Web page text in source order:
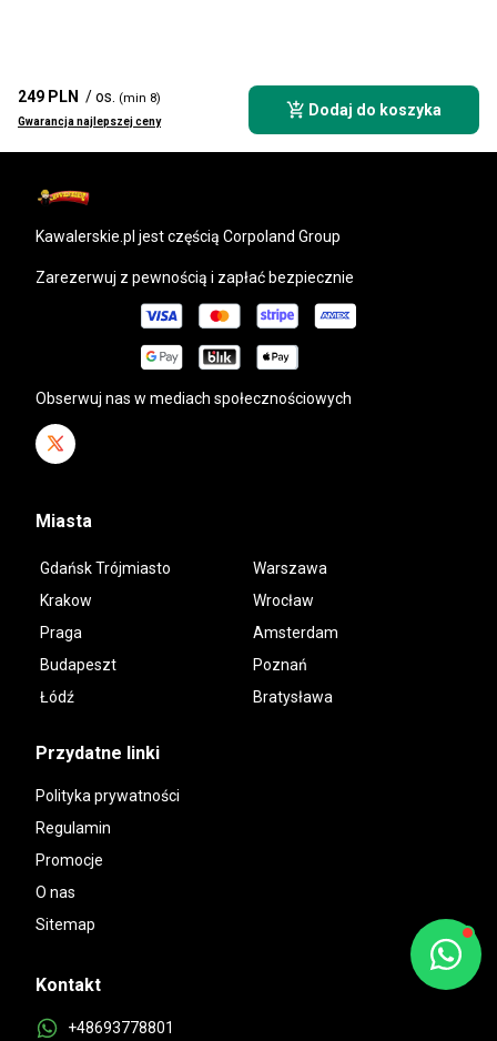
249 PLN / os. (min 8)
Gwarancja najlepszej ceny
Dodaj do koszyka
kawalerskie.pl jest częścią Corpoland Group
Zarezerwuj z pewnością i zapłać bezpiecznie
Obserwuj nas w mediach społecznościowych
Miasta
Gdańsk Trójmiasto
Warszawa
Krakow
Wrocław
Praga
Amsterdam
Budapeszt
Poznań
Łódź
Bratysława
Przydatne linki
Polityka prywatności
Regulamin
Promocje
O nas
Sitemap
Kontakt
+48693778801